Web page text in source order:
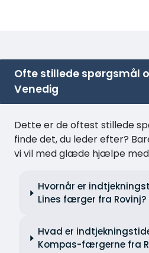
Ofte stillede spørgsmål
Venedig
Dette er de oftest stillede
finde det, du leder efter?
vi vil med glæde hjælpe
Hvornår er
Lines færger fra Rovinj?
Hvad er
Kompas-færgerne fra